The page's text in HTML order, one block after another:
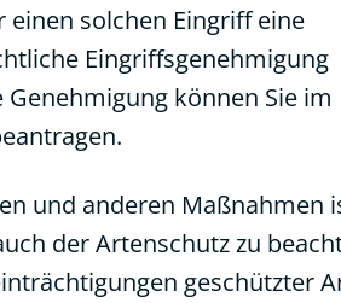
solchen Eingriff eine
Eingriffsgenehmigung
können Sie im
und anderen Maßnahmen
der Artenschutz zu
geschützter